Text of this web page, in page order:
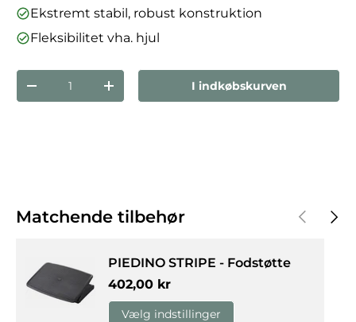
Ekstremt stabil, robust konstruktion
Fleksibilitet vha. hjul
Antal
Reducer mængdenForøg mængdenI indkøbskurven
Matchende tilbehør Forrige
PIEDINO STRIPE - Fodstøtte
Normalpris
402,00 kr
Vælg indstillinger